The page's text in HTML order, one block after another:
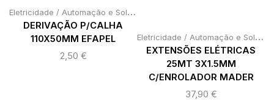
E
letricidade / Automação e Soldadura
DERIVAÇÃO P/CALHA
110X50MM EFAPEL
2,50 €
E
letricidade / Automação e Soldadura
EXTENSÕES ELÉTRICAS
25MT 3X1.5MM
C/ENROLADOR MADER
37,90 €